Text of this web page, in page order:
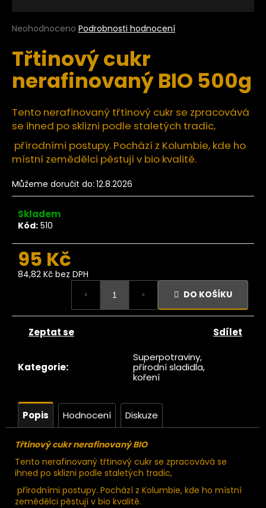
Průměrné
produktu
hvězdiček.
Neohodnoceno Podrobnosti hodnocení
Třtinový cukr
nerafinovaný BIO 500g
Tento nerafinovaný třtinový cukr se zpracovává
se ihned po sklizni podle staletých tradic,
přírodními postupy. Pochází z Kolumbie, kde ho
místní zemědělci pěstují v bio kvalitě.
Můžeme doručit do: 12.8.2026
Skladem
Kód: 510
95 Kč
84,82 Kč bez DPH
DO KOŠÍKU
Kategorie:
Superpotraviny,
přírodní sladidla,
koření
Zeptat se Sdílet
Popis Hodnocení Diskuze
Třtinový cukr nerafinovaný BIO
Tento nerafinovaný třtinový cukr se zpracovává se
ihned po sklizni podle staletých tradic,
přírodními postupy. Pochází z Kolumbie, kde ho místní
zemědělci pěstují v bio kvalitě.
a
j
t
?
D
p
o
r
u
č
u
m
1kg
419
Kč